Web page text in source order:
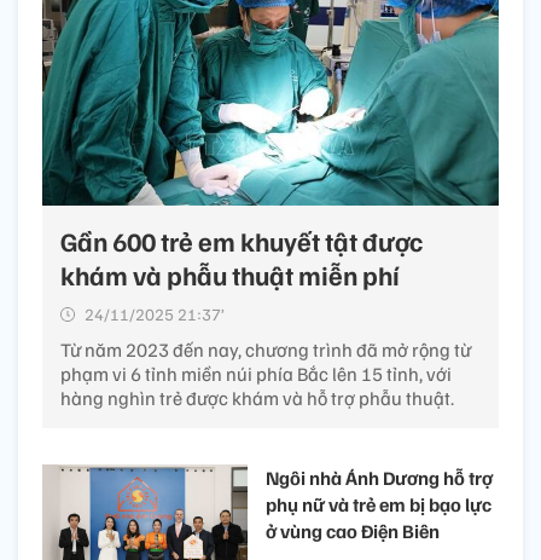
Gần 600 trẻ em khuyết tật được
khám và phẫu thuật miễn phí
24/11/2025 21:37’
Từ năm 2023 đến nay, chương trình đã mở rộng từ
phạm vi 6 tỉnh miền núi phía Bắc lên 15 tỉnh, với
hàng nghìn trẻ được khám và hỗ trợ phẫu thuật.
Ngôi nhà Ánh Dương hỗ trợ
phụ nữ và trẻ em bị bạo lực
ở vùng cao Điện Biên